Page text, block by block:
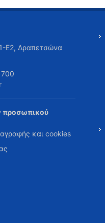
Ε2, Δραπετσώνα
προσωπικού
και cookies